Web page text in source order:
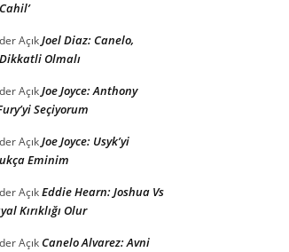
AçıkJoel Diaz: Canelo,
Olmalı
AçıkJoe Joyce: Anthony
Seçiyorum
AçıkJoe Joyce: Usyk’yi
Eminim
AçıkEddie Hearn: Joshua Vs
Kırıklığı Olur
AçıkCanelo Alvarez: Avni